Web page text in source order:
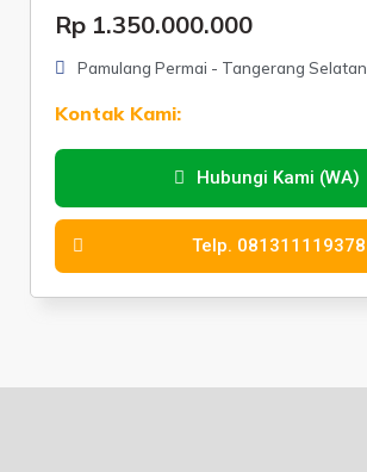
Rp 1.350.000.000
Pamulang Permai - Tangerang Selatan
Kontak Kami:
Hubungi Kami (WA)
Telp. 081311119378